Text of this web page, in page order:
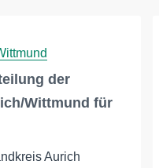
der
Wittmund für
Aurich